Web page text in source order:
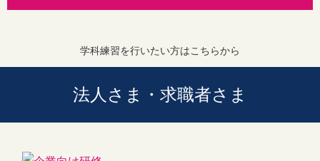
学科練習を行いたい方はこちらから
法人さま・求職者さま